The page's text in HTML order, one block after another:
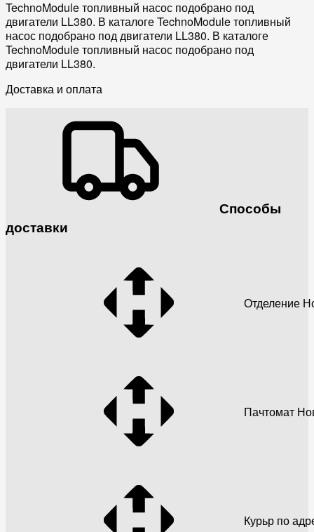
TechnoModule топливный насос подобрано под
двигатели LL380. В каталоге TechnoModule топливный
насос подобрано под двигатели LL380. В каталоге
TechnoModule топливный насос подобрано под
двигатели LL380.
Доставка и оплата
Способы
доставки
Отделение
Пачтомат
Курьр по